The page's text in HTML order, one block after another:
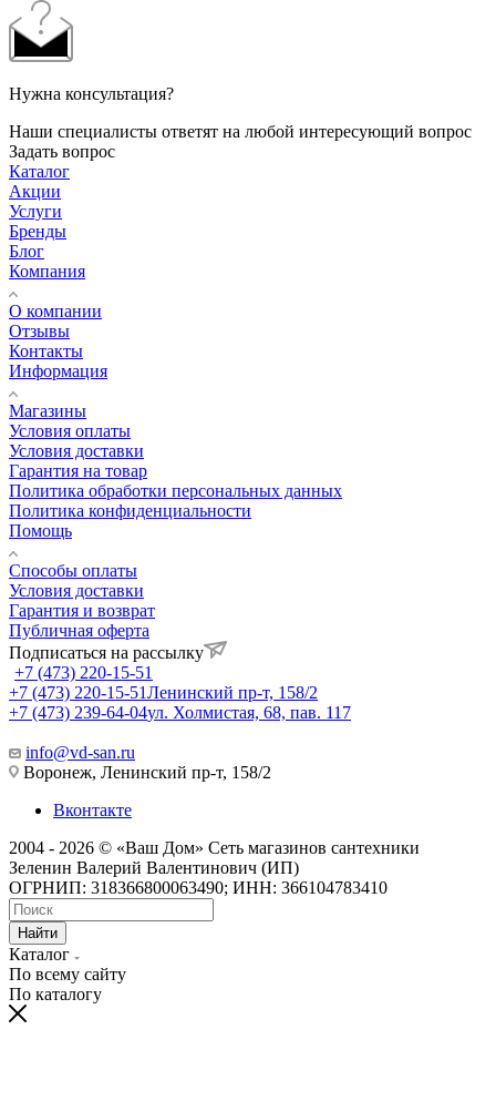
Нужна консультация?
Наши специалисты ответят на любой интересующий вопрос
Задать вопрос
Каталог
Акции
Услуги
Бренды
Блог
Компания
О компании
Отзывы
Контакты
Информация
Магазины
Условия оплаты
Условия доставки
Гарантия на товар
Политика обработки персональных данных
Политика конфиденциальности
Помощь
Способы оплаты
Условия доставки
Гарантия и возврат
Публичная оферта
Подписаться на рассылку
+7 (473) 220-15-51
+7 (473) 220-15-51Ленинский пр-т, 158/2
+7 (473) 239-64-04ул. Холмистая, 68, пав. 117
info@vd-san.ru
Воронеж, Ленинский пр-т, 158/2
Вконтакте
2004 - 2026 © «Ваш Дом» Сеть магазинов сантехники
Зеленин Валерий Валентинович (ИП)
ОГРНИП: 318366800063490; ИНН: 366104783410
Найти
Каталог
По всему сайту
По каталогу